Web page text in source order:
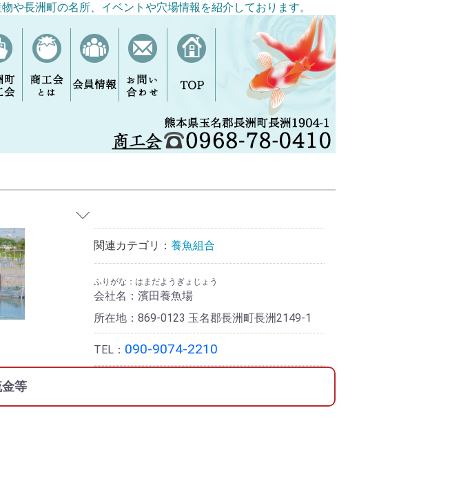
や長洲町の名所、イベントや穴場情報を紹介しております。
関連カテゴリ： 養魚組合
ふりがな：はまだようぎょじょう
会社名：濱田養魚場
所在地：869-0123 玉名郡長洲町長洲2149-1
TEL： 090-9074-2210
等